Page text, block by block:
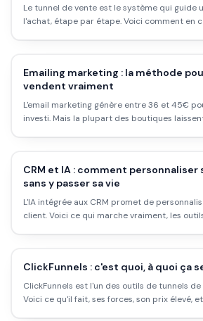
Le tunnel de vente est le système qui guide
l'achat, étape par étape. Voici comment en
Emailing marketing : la méthode
vendent vraiment
L'email marketing génère entre 36 et 45€
investi. Mais la plupart des boutiques
CRM et IA : comment
sans y passer sa vie
L'IA intégrée aux CRM promet de
client. Voici ce qui marche vraiment, les
ClickFunnels : c'est quoi, à quoi ça
ClickFunnels est l'un des outils de tunnels
Voici ce qu'il fait, ses forces, son prix élevé,